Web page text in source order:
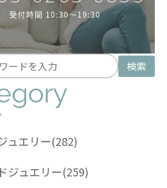
検索
ュエリー(282)
ジュエリー(259)